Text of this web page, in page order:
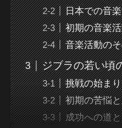
日本での音
初期の音楽
音楽活動の
ジブラの若い頃
挑戦の始ま
初期の苦悩
成功への道